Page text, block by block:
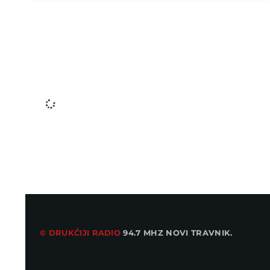
Kako izabrati savršenu ljetnu obuću i